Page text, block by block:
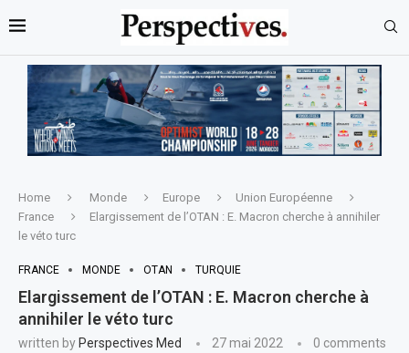
Home Monde Europe
Union Européenne
France
Elargissement de l’OTAN : E. Macron cherche à annihiler
le véto turc
FRANCE MONDE OTAN TURQUIE
Elargissement de l’OTAN : E. Macron cherche à
annihiler le véto turc
written by Perspectives Med 27 mai 2022 0 comments